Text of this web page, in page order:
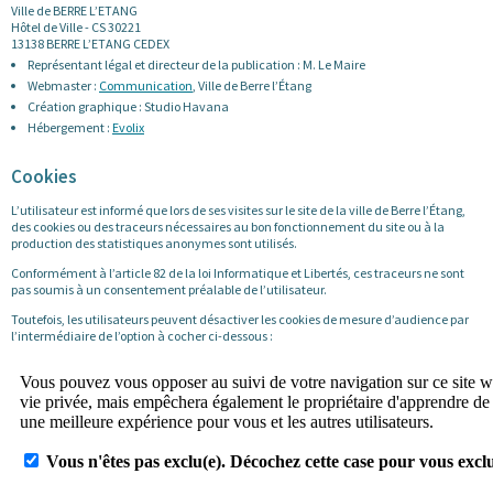
Ville de BERRE L’ETANG
Hôtel de Ville - CS 30221
13138 BERRE L’ETANG CEDEX
Représentant légal et directeur de la publication : M. Le Maire
Webmaster : Communication , Ville de Berre l’Étang
Création graphique : Studio Havana
Hébergement : Evolix
Cookies
L’utilisateur est informé que lors de ses visites sur le site de la ville de Berre l’Étang,
des cookies ou des traceurs nécessaires au bon fonctionnement du site ou à la
production des statistiques anonymes sont utilisés.
Conformément à l’article 82 de la loi Informatique et Libertés, ces traceurs ne sont
pas soumis à un consentement préalable de l’utilisateur.
Toutefois, les utilisateurs peuvent désactiver les cookies de mesure d’audience par
l’intermédiaire de l’option à cocher ci-dessous :